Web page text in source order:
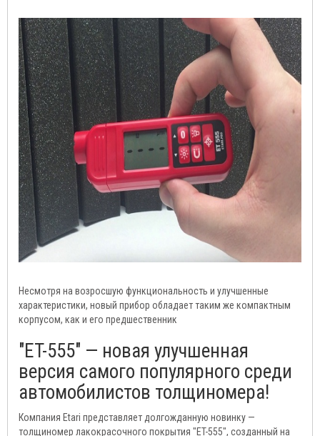
Несмотря на возросшую функциональность и улучшенные
характеристики, новый прибор обладает таким же компактным
корпусом, как и его предшественник
"ET-555" — новая улучшенная
версия самого популярного среди
автомобилистов толщиномера!
Компания Etari представляет долгожданную новинку —
толщиномер лакокрасочного покрытия "ET-555", созданный на